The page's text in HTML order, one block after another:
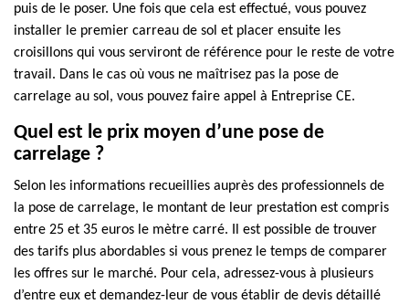
puis de le poser. Une fois que cela est effectué, vous pouvez
installer le premier carreau de sol et placer ensuite les
croisillons qui vous serviront de référence pour le reste de votre
travail. Dans le cas où vous ne maîtrisez pas la pose de
carrelage au sol, vous pouvez faire appel à Entreprise CE.
Quel est le prix moyen d’une pose de
carrelage ?
Selon les informations recueillies auprès des professionnels de
la pose de carrelage, le montant de leur prestation est compris
entre 25 et 35 euros le mètre carré. Il est possible de trouver
des tarifs plus abordables si vous prenez le temps de comparer
les offres sur le marché. Pour cela, adressez-vous à plusieurs
d’entre eux et demandez-leur de vous établir de devis détaillé